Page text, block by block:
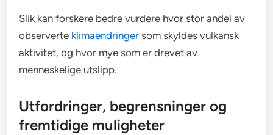
Slik kan forskere bedre vurdere hvor stor andel av
observerte klimaendringer som skyldes vulkansk
aktivitet, og hvor mye som er drevet av
menneskelige utslipp.
Utfordringer, begrensninger og
fremtidige muligheter